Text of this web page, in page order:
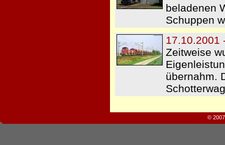
beladenen
Schuppen
17.10.2001
Zeitweise
übernahm.
©